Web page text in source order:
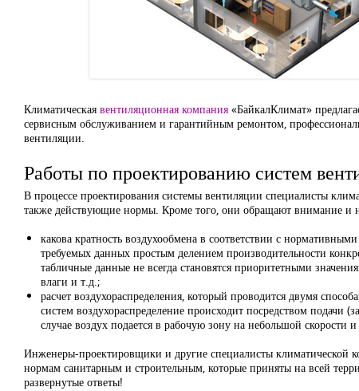
Климатическая вентиляционная компания «БайкалКлимат»
сервисным обслуживанием и гарантийным ремонтом,
вентиляции.
Работы по проектированию систем
В процессе проектирования системы вентиляции специалисты
также действующие нормы. Кроме того, они обращают внимание и
какова кратность воздухообмена в соответствии с
требуемых данных простым делением производительности
табличные данные не всегда становятся приоритетными
влаги и т.д.;
расчет воздухораспределения, который проводится двумя
систем воздухораспределение происходит посредством
случае воздух подается в рабочую зону на небольшой
Инженеры-проектировщики и другие специалисты климатической
нормам санитарным и строительным, которые приняты на всей
развернутые ответы!